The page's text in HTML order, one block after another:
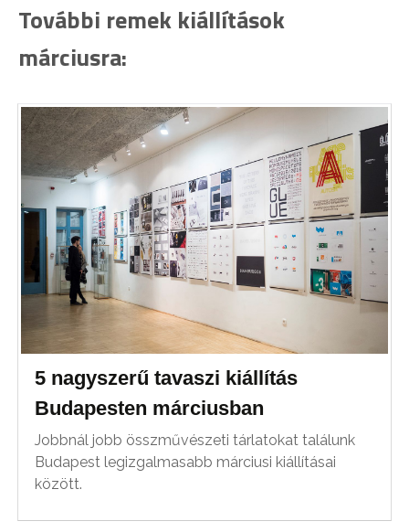
További remek kiállítások
márciusra:
5 nagyszerű tavaszi kiállítás
Budapesten márciusban
Jobbnál jobb összművészeti tárlatokat találunk
Budapest legizgalmasabb márciusi kiállításai
között.